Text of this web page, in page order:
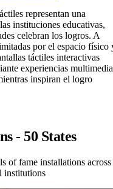
representan una
instituciones educativas,
celebran los logros. A
por el espacio físico
táctiles interactivas
experiencias multimedia
inspiran el logro
- 50 States
of fame installations across
institutions